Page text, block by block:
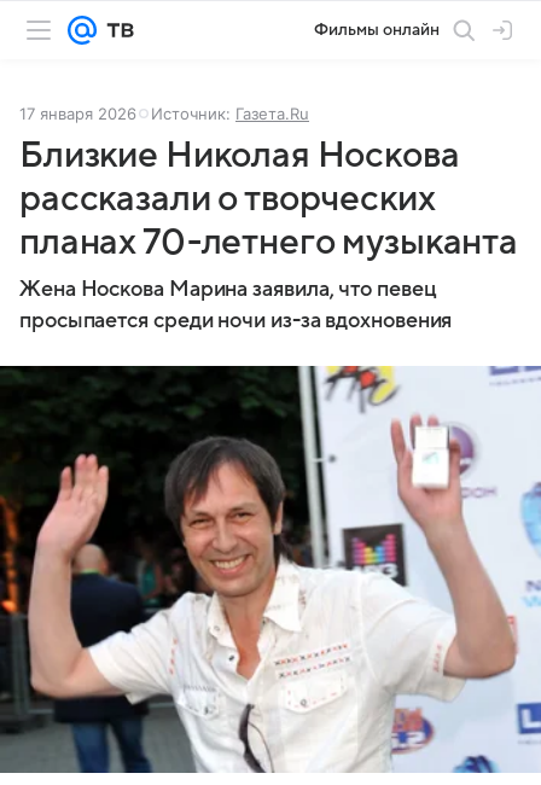
Фильмы онлайн
17 января 2026 Источник: Газета.Ru
Близкие Николая Носкова
рассказали о творческих
планах 70-летнего музыканта
Жена Носкова Марина заявила, что певец
просыпается среди ночи из-за вдохновения